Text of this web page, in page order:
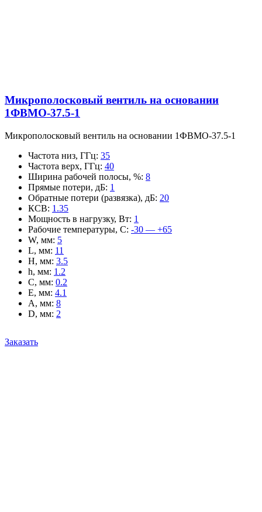
Микрополосковый вентиль на основании
1ФВМO-37.5-1
Микрополосковый вентиль на основании 1ФВМO-37.5-1
Частота низ, ГГц: 35
Частота верх, ГГц: 40
Ширина рабочей полосы, %: 8
Прямые потери, дБ: 1
Обратные потери (развязка), дБ: 20
КСВ: 1.35
Мощность в нагрузку, Вт: 1
Рабочие температуры, С: -30 — +65
W, мм: 5
L, мм: 11
H, мм: 3.5
h, мм: 1.2
C, мм: 0.2
E, мм: 4.1
A, мм: 8
D, мм: 2
Заказать